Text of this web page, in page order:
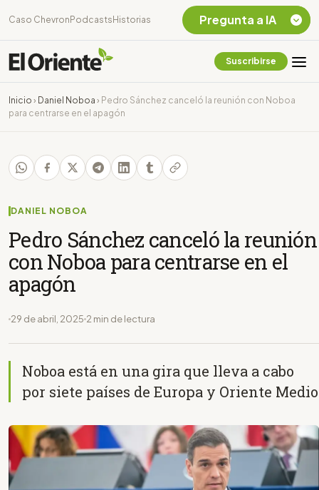
Caso Chevron Podcasts Historias
Suscribirse
Inicio › Daniel Noboa › Pedro Sánchez canceló la reunión con Noboa
para centrarse en el apagón
DANIEL NOBOA
Pedro Sánchez canceló la reunión
con Noboa para centrarse en el
apagón
29 de abril, 2025 2 min de lectura
Noboa está en una gira que lleva a cabo
por siete países de Europa y Oriente Medio
Pregunta a IA
Chevron Ecuador